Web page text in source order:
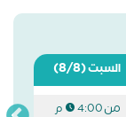
السبت(8/8)
من4:00 م